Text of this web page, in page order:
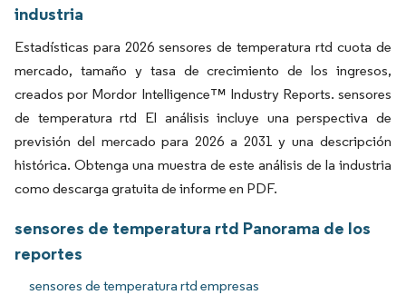
industria
Estadísticas para 2026 sensores de temperatura rtd cuota de
mercado, tamaño y tasa de crecimiento de los ingresos,
creados por Mordor Intelligence™ Industry Reports. sensores
de temperatura rtd El análisis incluye una perspectiva de
previsión del mercado para 2026 a 2031 y una descripción
histórica. Obtenga una muestra de este análisis de la industria
como descarga gratuita de informe en PDF.
sensores de temperatura rtd Panorama de los
reportes
sensores de temperatura rtd empresas